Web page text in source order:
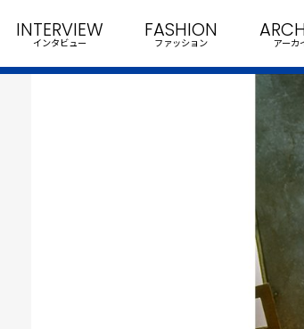
INTERVIEW
インタビュー
FASHION
ファッション アーカ